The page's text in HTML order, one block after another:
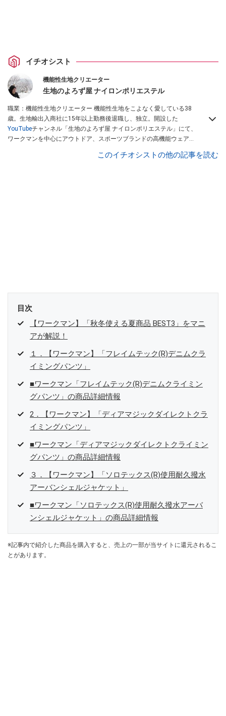
イチオシスト
機能性生地クリエーター
生地のよろず屋 ナイロンポリエステル
職業：機能性生地クリエーター 機能性生地をこよなく愛している38
歳。生地輸出入商社に15年以上勤務後退職し、独立。開設した
YouTubeチャンネル「生地のよろず屋 ナイロンポリエステル」にて、
ワークマンを中心にアウトドア、スポーツブランドの高機能ウェアを
このイチオシストの他の記事を読む
目次
【ワークマン】「秋冬使える夏商品 BEST3」をマニ
アが解説！
１．【ワークマン】「フレイムテック(R)デニムクラ
イミングパンツ」
■ワークマン「フレイムテック(R)デニムクライミン
グパンツ」の商品詳細情報
2．【ワークマン】「ディアマジックダイレクトクラ
イミングパンツ」
■ワークマン「ディアマジックダイレクトクライミン
グパンツ」の商品詳細情報
３．【ワークマン】「ソロテックス(R)使用耐久撥水
アーバンシェルジャケット」
■ワークマン「ソロテックス(R)使用耐久撥水アーバ
ンシェルジャケット」の商品詳細情報
※記事内で紹介した商品を購入すると、売上の一部が当サイトに還元されるこ
とがあります。